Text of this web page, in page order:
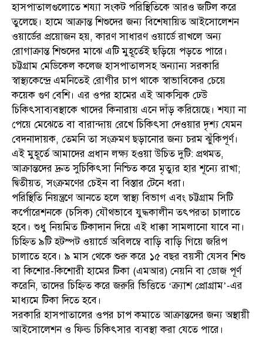
হাসপাতালগুলোতে শয্যা সংকট পরিস্থিতিকে আরও জটিল করে
তুলেছে। হামে আক্রান্ত শিশুদের জন্য বিশেষায়িত আইসোলেশন
ওয়ার্ডের প্রয়োজন হয়, কারণ সাধারণ ওয়ার্ডে রাখলে অন্য
রোগাক্রান্ত শিশুদের মাঝে এটি মুহূর্তেই ছড়িয়ে পড়তে পারে।
চট্টগ্রাম মেডিকেল কলেজ হাসপাতালসহ অন্যান্য সরকারি
স্বাস্থ্যকেন্দ্রে এমনিতেই রোগীর চাপ থাকে স্বাভাবিকের চেয়ে
কয়েক গুণ বেশি। এর ওপর হামের এই আকস্মিক ঢেউ
চিকিৎসাব্যবস্থাকে খাদের কিনারায় এনে দাঁড় করিয়েছে। শয্যা না
পেয়ে মেঝেতে বা বারান্দায় রেখে চিকিৎসা দেওয়ার দৃশ্য যেমন
বেদনাদায়ক, তেমনি তা সংক্রমণ ছড়ানোর জন্য চরম ঝুঁকিপূর্ণ।
এই মুহূর্তে আমাদের প্রধান লক্ষ্য হওয়া উচিত দুটি: প্রথমত,
আক্রান্তদের দ্রুত সুচিকিৎসা নিশ্চিত করে মৃত্যুর হার শূন্যে রাখা;
দ্বিতীয়ত, সংক্রমণের চেইন বা বিস্তার টেনে ধরা।
পরিস্থিতি নিয়ন্ত্রণে আনতে হলে স্বাস্থ্য বিভাগ এবং চট্টগ্রাম সিটি
কর্পোরেশনকে (চসিক) যৌথভাবে যুদ্ধকালীন তৎপরতা চালাতে
হবে। শুধু নিয়মিত টিকাদান দিয়ে এই ধাক্কা সামলানো যাবে না।
চিহ্নিত ৯টি হটস্পট ওয়ার্ডে অবিলম্বে বাড়ি বাড়ি গিয়ে জরিপ
চালাতে হবে। ৯ মাস থেকে শুরু করে ১৫ বছর বয়সী যেসব শিশু
বা কিশোর-কিশোরী হামের টিকা (এমআর) নেয়নি বা ডোজ পূর্ণ
করেনি, তাদের চিহ্নিত করে জরুরি ভিত্তিতে ‘ক্র্যাশ প্রোগ্রাম’-এর
মাধ্যমে টিকা দিতে হবে।
সরকারি হাসপাতালের ওপর চাপ কমাতে আক্রান্তদের জন্য অস্থায়ী
আইসোলেশন ও ফিল্ড চিকিৎসার ব্যবস্থা করা যেতে পারে।